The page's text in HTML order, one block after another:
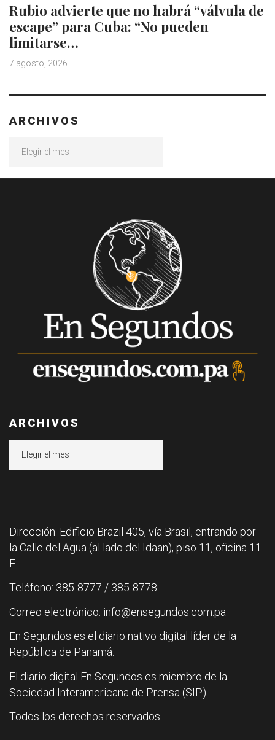
Rubio advierte que no habrá “válvula de
escape” para Cuba: “No pueden
limitarse…
7 agosto, 2026
ARCHIVOS
ARCHIVOS
Dirección: Edificio Brazil 405, vía Brasil, entrando por
la Calle del Agua (al lado del Idaan), piso 11, oficina 11
F.
Teléfono: 385-8777 / 385-8778
Correo electrónico: info@ensegundos.com.pa
En Segundos es el diario nativo digital líder de la
República de Panamá.
El diario digital En Segundos es miembro de la
Sociedad Interamericana de Prensa (SIP).
Todos los derechos reservados.